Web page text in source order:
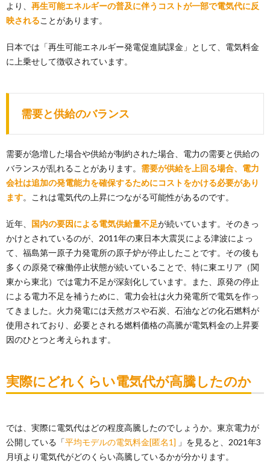
より、 再生可能エネルギーの普及に伴うコストが一部で電気代に反
映されることがあります。
日本では「再生可能エネルギー発電促進賦課金」として、電気料金
に上乗せして徴収されています。
需要と供給のバランス
需要が急増した場合や供給が制約された場合、電力の需要と供給の
バランスが乱れることがあります。 需要が供給を上回る場合、電力
会社は追加の発電能力を確保するためにコストをかける必要があり
ます。これは電気代の上昇につながる可能性があるのです。
近年、 国内の要因による電気供給量不足が続いています。そのきっ
かけとされているのが、2011年の東日本大震災による津波によっ
て、福島第一原子力発電所の原子炉が停止したことです。その後も
多くの原発で稼働停止状態が続いていることで、特に東エリア（関
東から東北）では電力不足が深刻化しています。また、原発の停止
による電力不足を補うために、電力会社は火力発電所で電気を作っ
てきました。火力発電には天然ガスや石炭、石油などの化石燃料が
使用されており、必要とされる燃料価格の高騰が電気料金の上昇要
因のひとつと考えられます。
実際にどれくらい電気代が高騰したのか
では、実際に電気代はどの程度高騰したのでしょうか。東京電力が
公開している「平均モデルの電気料金[匿名1] 」を見ると、2021年3
月頃より電気代がどのくらい高騰しているかが分かります。